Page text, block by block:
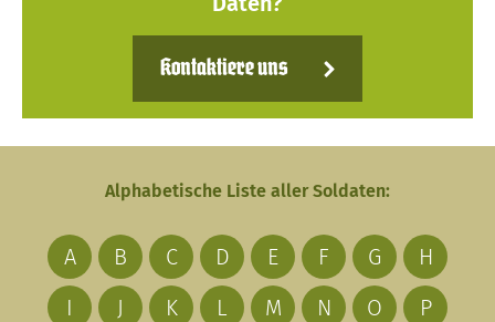
Kontaktiere uns
Alphabetische Liste aller Soldaten:
A B C D E F G
H
I
J K L M N O
P